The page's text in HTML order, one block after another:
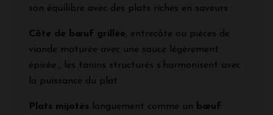
son équilibre avec des plats riches en saveurs :
Côte de bœuf grillée, entrecôte ou pièces de
viande maturée avec une sauce légèrement
épicée ; les tanins structurés s’harmonisent avec
la puissance du plat.
Plats mijotés longuement comme un
bœuf